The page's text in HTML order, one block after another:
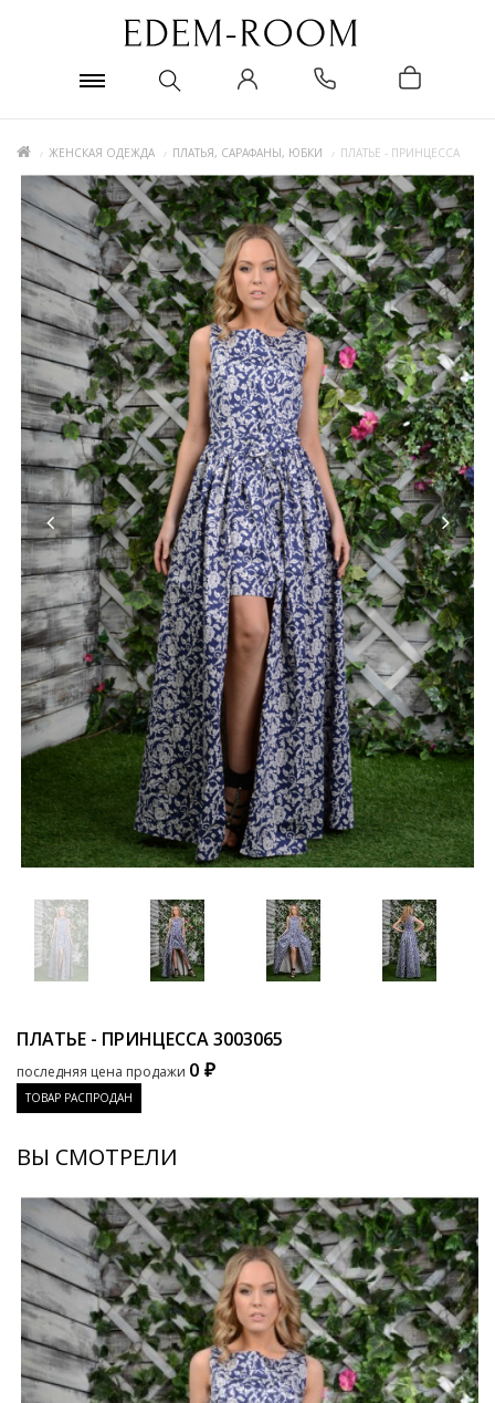
ЖЕНСКАЯ ОДЕЖДА ПЛАТЬЯ, САРАФАНЫ, ЮБКИ ПЛАТЬЕ - ПРИНЦЕССА
ПЛАТЬЕ - ПРИНЦЕССА3003065
последняя цена продажи 0 ₽
ТОВАР РАСПРОДАН
ВЫ СМОТРЕЛИ